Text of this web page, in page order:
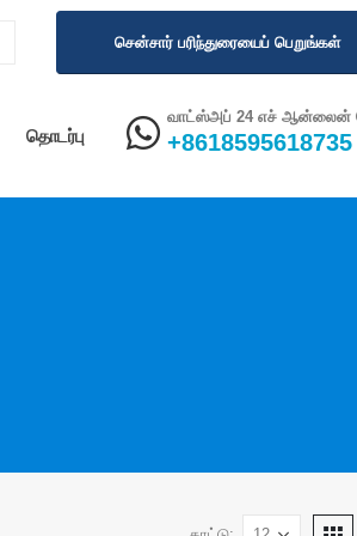
சென்சார் பரிந்துரையைப் பெறுங்கள்
தொடர்பு
வாட்ஸ்அப் 24 எச் ஆன்லைன்
+8618595618735